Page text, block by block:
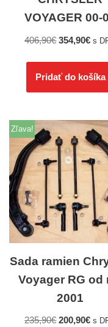
VOYAGER 00-
406,90€ 354,90€ s
Pridať do košíka
Zľava!
Sada ramien
Voyager RG od
2001
235,90€ 200,90€ s